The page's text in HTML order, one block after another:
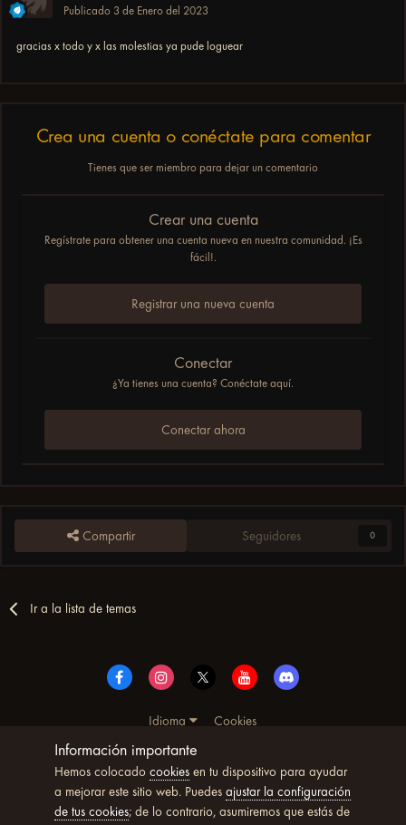
Publicado 3 de Enero del 2023
gracias x todo y x las molestias ya pude loguear
Crea una cuenta o conéctate para comentar
Tienes que ser miembro para dejar un comentario
Crear una cuenta
Regístrate para obtener una cuenta nueva en nuestra comunidad. ¡Es
fácil!.
Registrar una nueva cuenta
Conectar
¿Ya tienes una cuenta? Conéctate aquí.
Conectar ahora
Compartir Seguidores 0
Ir a la lista de temas
Idioma
Cookies
© Copyright UltimoWoW™ 2025. Todos los derechos
reservados
Powered by Invision Community
Información importante
Hemos colocado cookiesen tu dispositivo para ayudar
a mejorar este sitio web. Puedes ajustar la configuración
de tus cookies; de lo contrario, asumiremos que estás de